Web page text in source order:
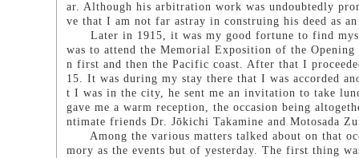
ar. Although his arbitration work was undoubtedly
ve that I am not far astray in construing his deed as
Later in 1915, it was my good fortune to find
was to attend the Memorial Exposition of the
n first and then the Pacific coast. After that I
15. It was during my stay there that I was accorded
t I was in the city, he sent me an invitation to take
gave me a warm reception, the occasion being
ntimate friends Dr. Jōkichi Takamine and Motosada
Among the various matters talked about on that
mory as the events but of yesterday. The first thing